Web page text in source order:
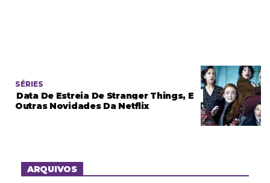
SÉRIES
Data De Estreia De Stranger Things, E
Outras Novidades Da Netflix
ARQUIVOS